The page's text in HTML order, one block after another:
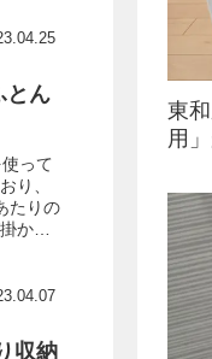
とん
って
り、
たりの
かる
収納
東
用